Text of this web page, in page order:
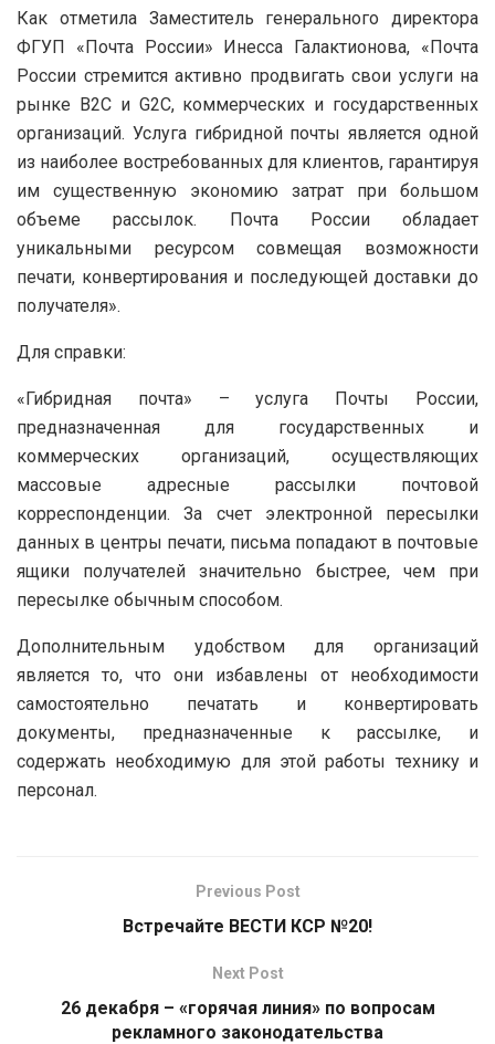
Как отметила Заместитель генерального директора
ФГУП «Почта России» Инесса Галактионова, «Почта
России стремится активно продвигать свои услуги на
рынке B2C и G2C, коммерческих и государственных
организаций. Услуга гибридной почты является одной
из наиболее востребованных для клиентов, гарантируя
им существенную экономию затрат при большом
объеме рассылок. Почта России обладает
уникальными ресурсом совмещая возможности
печати, конвертирования и последующей доставки до
получателя».
Для справки:
«Гибридная почта» – услуга Почты России,
предназначенная для государственных и
коммерческих организаций, осуществляющих
массовые адресные рассылки почтовой
корреспонденции. За счет электронной пересылки
данных в центры печати, письма попадают в почтовые
ящики получателей значительно быстрее, чем при
пересылке обычным способом.
Дополнительным удобством для организаций
является то, что они избавлены от необходимости
самостоятельно печатать и конвертировать
документы, предназначенные к рассылке, и
содержать необходимую для этой работы технику и
персонал.
Previous Post
Встречайте ВЕСТИ КСР №20!
Next Post
26 декабря – «горячая линия» по вопросам
рекламного законодательства